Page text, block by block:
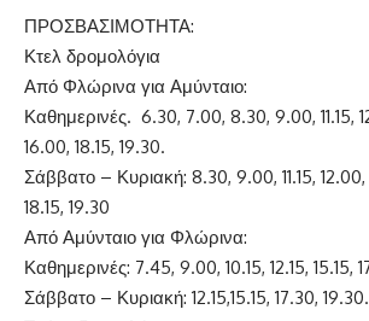
ΠΡΟΣΒΑΣΙΜΟΤΗΤΑ:
Κτελ δρομολόγια
Από Φλώρινα για Αμύνταιο:
Καθημερινές. 6.30, 7.00, 8.30, 9.00, 11.15,
16.00, 18.15, 19.30.
Σάββατο – Κυριακή: 8.30, 9.00, 11.15,
18.15, 19.30
Από Αμύνταιο για Φλώρινα:
Καθημερινές: 7.45, 9.00, 10.15, 12.15, 15.15,
Σάββατο – Κυριακή: 12.15,15.15, 17.30, 19.30.